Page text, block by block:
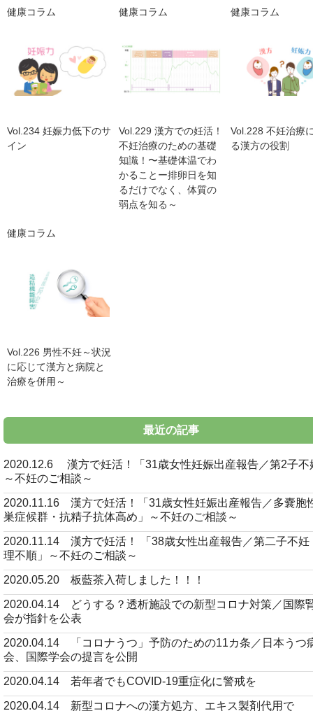
健康コラム
Vol.234 妊娠力低下のサ
イン
健康コラム
Vol.229 漢方での妊活！
不妊治療のための基礎
知識！〜基礎体温でわ
かることー排卵日を知
るだけでなく、体質の
弱点を知る～
健康コラム
Vol.228 不妊治療
る漢方の役割
健康コラム
Vol.226 男性不妊～状況
に応じて漢方と病院と
治療を併用～
最近の記事
2020.12.6 漢方で妊活！「31歳女性妊娠出産報告／第2子不
～不妊のご相談～
2020.11.16 漢方で妊活！「31歳女性妊娠出産報告／多嚢胞
巣症候群・抗精子抗体高め」～不妊のご相談～
2020.11.14 漢方で妊活！ 「38歳女性出産報告／第二子不妊
理不順」～不妊のご相談～
2020.05.20 板藍茶入荷しました！！！
2020.04.14 どうする？透析施設での新型コロナ対策／国際
会が指針を公表
2020.04.14 「コロナうつ」予防のための11カ条／日本うつ
会、国際学会の提言を公開
2020.04.14 若年者でもCOVID-19重症化に警戒を
2020.04.14 新型コロナへの漢方処方、エキス製剤代用で